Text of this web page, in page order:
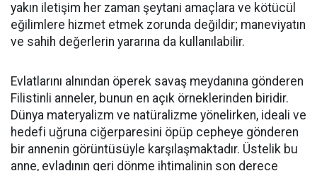
yakın iletişim her zaman şeytani amaçlara ve kötücül
eğilimlere hizmet etmek zorunda değildir; maneviyatın
ve sahih değerlerin yararına da kullanılabilir.
Evlatlarını alnından öperek savaş meydanına gönderen
Filistinli anneler, bunun en açık örneklerinden biridir.
Dünya materyalizm ve natüralizme yönelirken, ideali ve
hedefi uğruna ciğerparesini öpüp cepheye gönderen
bir annenin görüntüsüyle karşılaşmaktadır. Üstelik bu
anne, evladının geri dönme ihtimalinin son derece